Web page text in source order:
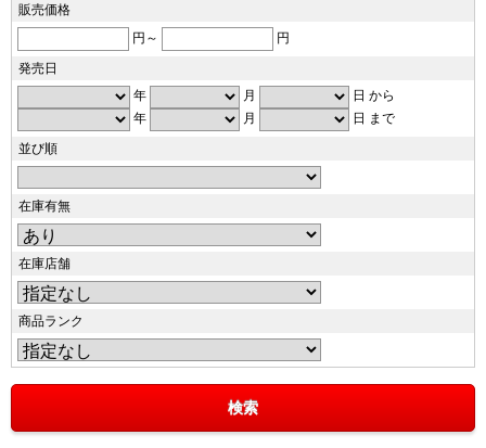
販売価格
円～
円
発売日
年
月
日 から
年
月
日 まで
並び順
在庫有無
在庫店舗
商品ランク